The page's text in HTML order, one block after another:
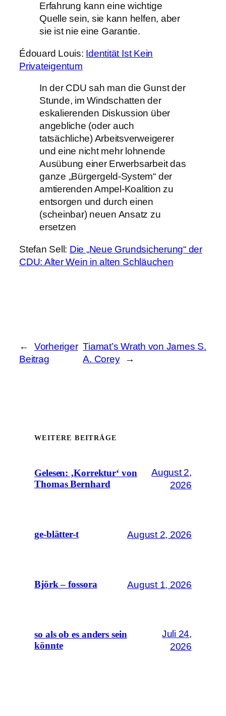
Erfahrung kann eine wichtige
Quelle sein, sie kann helfen, aber
sie ist nie eine Garantie.
Édouard Louis: Identität Ist Kein
Privateigentum
In der CDU sah man die Gunst der
Stunde, im Windschatten der
eskalierenden Diskussion über
angebliche (oder auch
tatsächliche) Arbeitsverweigerer
und eine nicht mehr lohnende
Ausübung einer Erwerbsarbeit das
ganze „Bürgergeld-System“ der
amtierenden Ampel-Koalition zu
entsorgen und durch einen
(scheinbar) neuen Ansatz zu
ersetzen
Stefan Sell: Die „Neue Grundsicherung“ der
CDU: Alter Wein in alten Schläuchen
←
Vorheriger
Beitrag
Tiamat’s Wrath von James S.
A. Corey
→
WEITERE BEITRÄGE
Gelesen: ‚Korrektur‘ von
Thomas Bernhard
August 2,
2026
ge-blätter-t August 2, 2026
Björk – fossora August 1, 2026
so als ob es anders sein
könnte
Juli 24,
2026